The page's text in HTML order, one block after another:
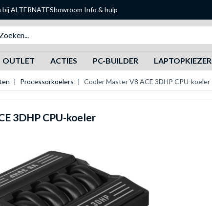
ALTERNATEShowroom Info & hulp
OUTLET ACTIES PC-BUILDER LAPTOPKIEZER
Processorkoelers Cooler Master V8 ACE 3DHP CPU-koeler
3DHP CPU-koeler